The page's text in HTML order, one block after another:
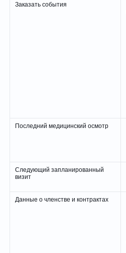
Заказать события
Последний медицинский осмотр
Следующий запланированный
визит
Данные о членстве и контрактах